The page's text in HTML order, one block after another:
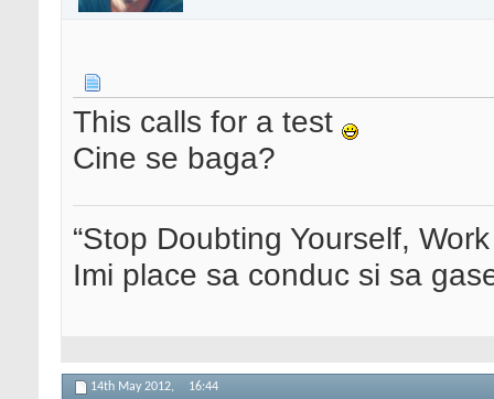
This calls for a test
Cine se baga?
“Stop Doubting Yourself,
Imi place sa conduc si sa
14th May 2012, 16:44